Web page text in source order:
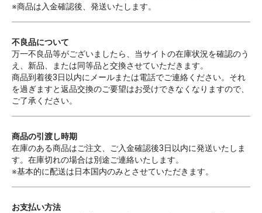
※商品は入金確認後、発送いたします。
不良品について
万一不良品等がございましたら、当サイトの在庫状況を確認のう
え、新品、または同等品と交換させていただきます。
商品到着後3日以内にメールまたは電話でご連絡ください。それ
を過ぎますと返品交換のご要望はお受けできなくなりますので、
ご了承ください。
商品の引渡し時期
在庫のある商品はご注文、ご入金確認後3日以内に発送いたしま
す。在庫切れの場合は別途ご連絡いたします。
※基本的に配送は日本国内のみとさせていただきます。
お支払い方法